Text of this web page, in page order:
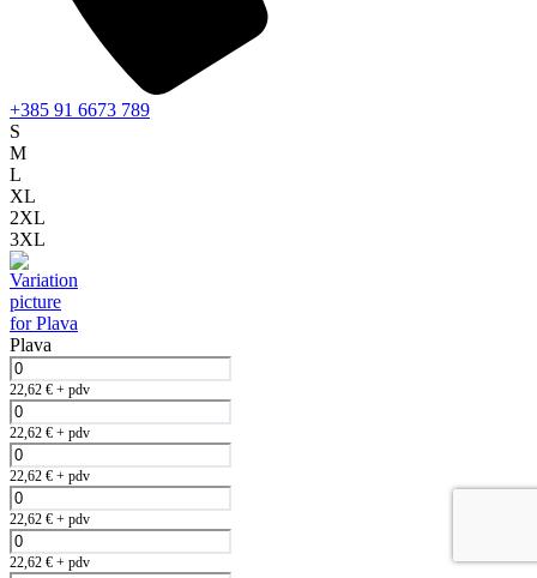
+385 91 6673 789
S
M
L
XL
2XL
3XL
Plava
22,62 € + pdv
22,62 € + pdv
22,62 € + pdv
22,62 € + pdv
22,62 € + pdv